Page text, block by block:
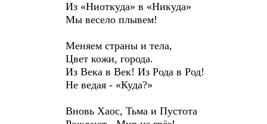
Из «Ниоткуда» в «Никуда»
Мы весело плывем!
Меняем страны и тела,
Цвет кожи, города.
Из Века в Век! Из Рода в Род!
Не ведая - «Куда?»
Вновь Хаос, Тьма и Пустота